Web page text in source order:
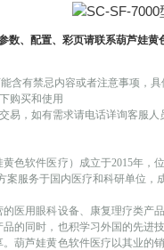
数、配置、彩页请联系葫芦娃黄
含有禁忌内容或者注意事项，具
购买和使用
易，如有需求请电话详询客服人
色软件医疗）成立于2015年，
服务于国内医疗和科研单位，
医用眼科设备、康复理疗类
的同时，也积学习外国的先
葫芦娃黄色软件医疗以其业